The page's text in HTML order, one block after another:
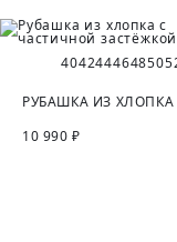
404244464850
10 990 ₽